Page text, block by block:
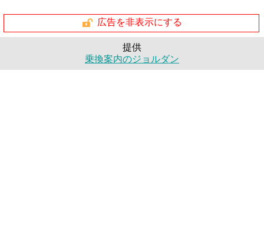
広告を非表示にする
提供
乗換案内のジョルダン